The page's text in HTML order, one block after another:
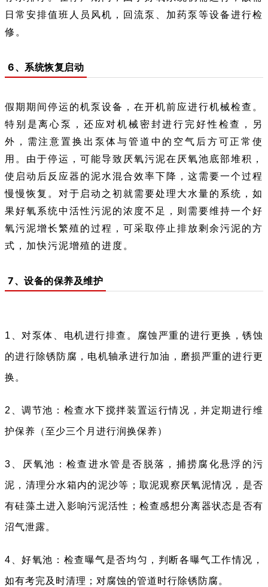
日常安排值班人员风机，回流泵、加药泵等设备进行检
修。
6、系统恢复启动
假期期间停运的机泵设备，在开机前应进行机械检查。
特别是离心泵，还应对机械密封进行完好性检查，另
外，需注意置换出泵体与管道中的空气后方可正常使
用。由于停运，可能导致厌氧污泥在厌氧池底部堆积，
使启动后反应器的泥水混合效率下降，这需要一个过程
慢慢恢复。对于启动之初就需要处理大水量的系统，如
果好氧系统中活性污泥的浓度不足，则需要维持一个好
氧污泥增长繁殖的过程，可采取停止排放剩余污泥的方
式，加快污泥增殖的进度。
7、设备的保养及维护
1、对泵体、电机进行排查。腐蚀严重的进行更换，锈蚀
的进行除锈防腐，电机轴承进行加油，磨损严重的进行更
换。
2、调节池：检查水下搅拌装置运行情况，并定期进行维
护保养（至少三个月进行润换保养）
3、厌氧池：检查进水管是否脱落，捕捞腐化悬浮的污
泥，清理分水箱内的泥沙等；取泥观察厌氧泥情况，是否
有硅藻土进入影响污泥活性；检查感想分离器状态是否有
沼气泄露。
4、好氧池：检查曝气是否均匀，判断各曝气工作情况，
如有考完及时清理；对腐蚀的管道时行除锈防腐。